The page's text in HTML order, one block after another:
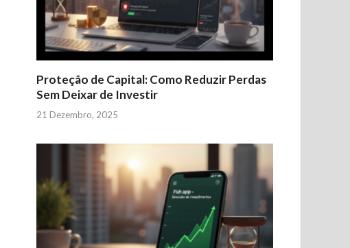
Proteção de Capital: Como Reduzir Perdas
Sem Deixar de Investir
21 Dezembro, 2025